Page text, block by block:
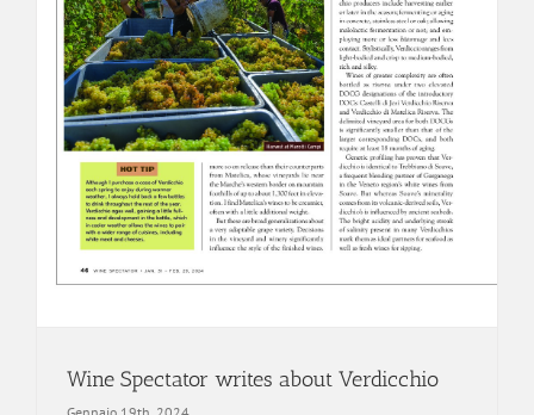
Wine Spectator writes about Verdicchio